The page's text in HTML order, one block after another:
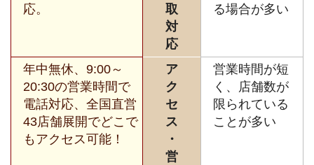
応。
取
対
応
る場合が多い
年中無休、9:00～
20:30の営業時間で
電話対応、全国直営
43店舗展開でどこで
もアクセス可能！
ア
ク
セ
ス
・
営
営業時間が短
く、店舗数が
限られている
ことが多い